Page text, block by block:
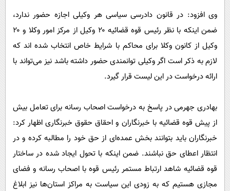
وی افزود: در قانون دادرسی سیاسی هر وکیلی اجازه حضور ندارد،
ضمن اینکه با نظر رئیس قوه قضائیه ۲۰ وکیل از مرکز امور وکلا و ۲۰
وکیل از کانون وکلا برای محاکم با شرایط خاص انتخاب شده اند که
لازم به ذکر است اگر وکیلی توانمندی حضور داشته باشد نیز می‌تواند با
ارائه درخواست در این لیست قرار گیرد.
بهادری جهرمی در پاسخ به درخواست اصحاب رسانه برای تعامل بیش
از پیش قوه قضائیه با خبرنگاران و احقاق حقوق خبرنگاری اظهار کرد:
خبرنگاران باید بتوانند بخش عمده‌ای از حق خود را مطالبه کرده و در
انتظار اعطای حق نباشند. ضمن اینکه با تحول ایجاد شده در ساختار
قوه قضائیه شاهد ارتباط مستمر رئیس قوه با اصحاب رسانه و فضای
مجازی هستیم که به زودی این سیاست به مراکز استان‌ها نیز ابلاغ